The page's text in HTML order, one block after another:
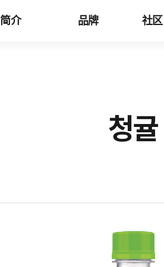
介 品牌 社区
청귤